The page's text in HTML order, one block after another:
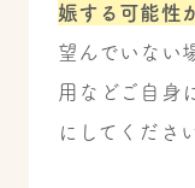
娠する可能性
望んでいない
用などご自身
にしてくださ